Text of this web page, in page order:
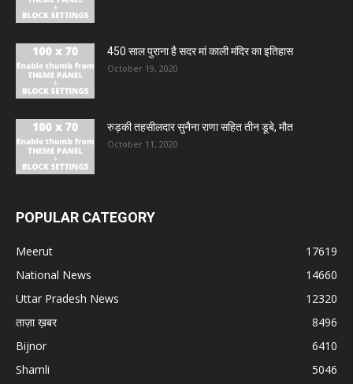
450 साल पुराना है सदर मां काली मंदिर का इतिहास
October 19, 2020
रुड़की तहसीलदार सुनैना राणा सहित तीन डूबे, मौत
October 11, 2020
POPULAR CATEGORY
Meerut
17619
National News
14660
Uttar Pradesh News
12320
ताज़ा ख़बर
8496
Bijnor
6410
Shamli
5046